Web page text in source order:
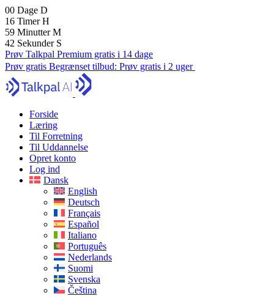
00 Dage D
16 TimerH
59 MinutterM
41 Sekunder S
Prøv Talkpal Premium gratis i 14 dage
Prøv gratis Begrænset tilbud: Prøv gratis i 2 uger
Forside
Læring
Til Forretning
Til Uddannelse
Opret konto
Log ind
Dansk
English
Deutsch
Français
Español
Italiano
Português
Nederlands
Suomi
Svenska
Čeština